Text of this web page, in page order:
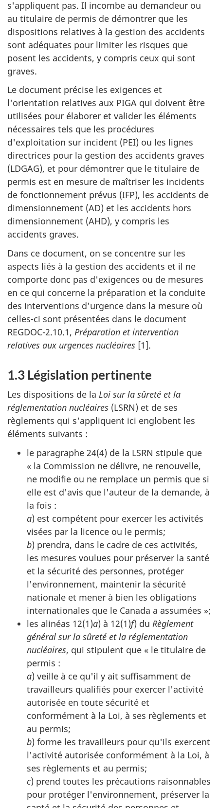
s'appliquent pas. Il incombe au demandeur ou
au titulaire de permis de démontrer que les
dispositions relatives à la gestion des accidents
sont adéquates pour limiter les risques que
posent les accidents, y compris ceux qui sont
graves.
Le document précise les exigences et
l'orientation relatives aux PIGA qui doivent être
utilisées pour élaborer et valider les éléments
nécessaires tels que les procédures
d'exploitation sur incident (PEI) ou les lignes
directrices pour la gestion des accidents graves
(LDGAG), et pour démontrer que le titulaire de
permis est en mesure de maîtriser les incidents
de fonctionnement prévus (IFP), les accidents de
dimensionnement (AD) et les accidents hors
dimensionnement (AHD), y compris les
accidents graves.
Dans ce document, on se concentre sur les
aspects liés à la gestion des accidents et il ne
comporte donc pas d'exigences ou de mesures
en ce qui concerne la préparation et la conduite
des interventions d'urgence dans la mesure où
celles-ci sont présentées dans le document
REGDOC-2.10.1, Préparation et intervention
relatives aux urgences nucléaires [1].
1.3 Législation pertinente
Les dispositions de la Loi sur la sûreté et la
réglementation nucléaires (LSRN) et de ses
règlements qui s'appliquent ici englobent les
éléments suivants :
le paragraphe 24(4) de la LSRN stipule que
« la Commission ne délivre, ne renouvelle,
ne modifie ou ne remplace un permis que si
elle est d'avis que l'auteur de la demande, à
la fois :
a) est compétent pour exercer les activités
visées par la licence ou le permis;
b) prendra, dans le cadre de ces activités,
les mesures voulues pour préserver la santé
et la sécurité des personnes, protéger
l'environnement, maintenir la sécurité
nationale et mener à bien les obligations
internationales que le Canada a assumées »;
les alinéas 12(1)a) à 12(1)f) du Règlement
général sur la sûreté et la réglementation
nucléaires, qui stipulent que « le titulaire de
permis :
a) veille à ce qu'il y ait suffisamment de
travailleurs qualifiés pour exercer l'activité
autorisée en toute sécurité et
conformément à la Loi, à ses règlements et
au permis;
b) forme les travailleurs pour qu'ils exercent
l'activité autorisée conformément à la Loi, à
ses règlements et au permis;
c) prend toutes les précautions raisonnables
pour protéger l'environnement, préserver la